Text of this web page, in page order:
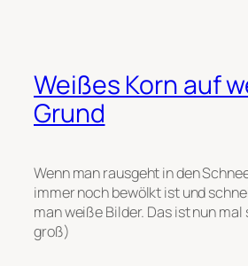
Weißes Korn auf
Grund
Wenn man rausgeht in den
immer noch bewölkt ist und
man weiße Bilder. Das ist nun
groß)